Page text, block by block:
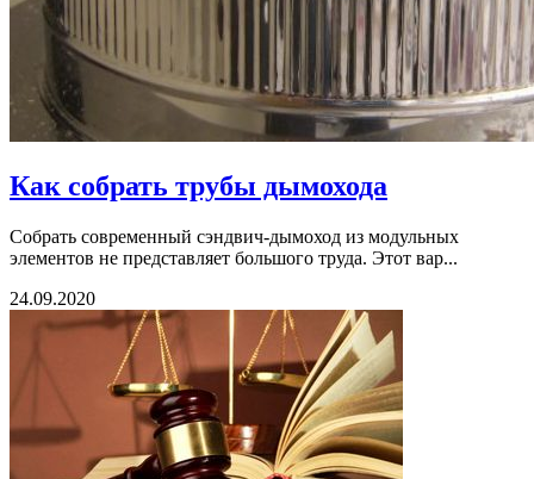
Как собрать трубы дымохода
Собрать современный сэндвич-дымоход из модульных
элементов не представляет большого труда. Этот вар...
24.09.2020